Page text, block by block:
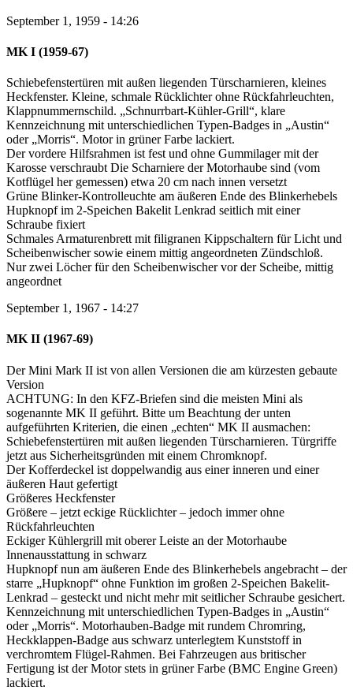
September 1, 1959 - 14:26
MK I (1959-67)
Schiebefenstertüren mit außen liegenden Türscharnieren, kleines
Heckfenster. Kleine, schmale Rücklichter ohne Rückfahrleuchten,
Klappnummernschild. „Schnurrbart-Kühler-Grill“, klare
Kennzeichnung mit unterschiedlichen Typen-Badges in „Austin“
oder „Morris“. Motor in grüner Farbe lackiert.
Der vordere Hilfsrahmen ist fest und ohne Gummilager mit der
Karosse verschraubt Die Scharniere der Motorhaube sind (vom
Kotflügel her gemessen) etwa 20 cm nach innen versetzt
Grüne Blinker-Kontrolleuchte am äußeren Ende des Blinkerhebels
Hupknopf im 2-Speichen Bakelit Lenkrad seitlich mit einer
Schraube fixiert
Schmales Armaturenbrett mit filigranen Kippschaltern für Licht und
Scheibenwischer sowie einem mittig angeordneten Zündschloß.
Nur zwei Löcher für den Scheibenwischer vor der Scheibe, mittig
angeordnet
September 1, 1967 - 14:27
MK II (1967-69)
Der Mini Mark II ist von allen Versionen die am kürzesten gebaute
Version
ACHTUNG: In den KFZ-Briefen sind die meisten Mini als
sogenannte MK II geführt. Bitte um Beachtung der unten
aufgeführten Kriterien, die einen „echten“ MK II ausmachen:
Schiebefenstertüren mit außen liegenden Türscharnieren. Türgriffe
jetzt aus Sicherheitsgründen mit einem Chromknopf.
Der Kofferdeckel ist doppelwandig aus einer inneren und einer
äußeren Haut gefertigt
Größeres Heckfenster
Größere – jetzt eckige Rücklichter – jedoch immer ohne
Rückfahrleuchten
Eckiger Kühlergrill mit oberer Leiste an der Motorhaube
Innenausstattung in schwarz
Hupknopf nun am äußeren Ende des Blinkerhebels angebracht – der
starre „Hupknopf“ ohne Funktion im großen 2-Speichen Bakelit-
Lenkrad – gesteckt und nicht mehr mit seitlicher Schraube gesichert.
Kennzeichnung mit unterschiedlichen Typen-Badges in „Austin“
oder „Morris“. Motorhauben-Badge mit rundem Chromring,
Heckklappen-Badge aus schwarz unterlegtem Kunststoff in
verchromtem Flügel-Rahmen. Bei Fahrzeugen aus britischer
Fertigung ist der Motor stets in grüner Farbe (BMC Engine Green)
lackiert.